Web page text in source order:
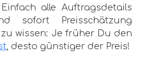
alle Auftragsdetails
sofort Preisschätzung
wissen: Je früher Du den
, desto günstiger der Preis!